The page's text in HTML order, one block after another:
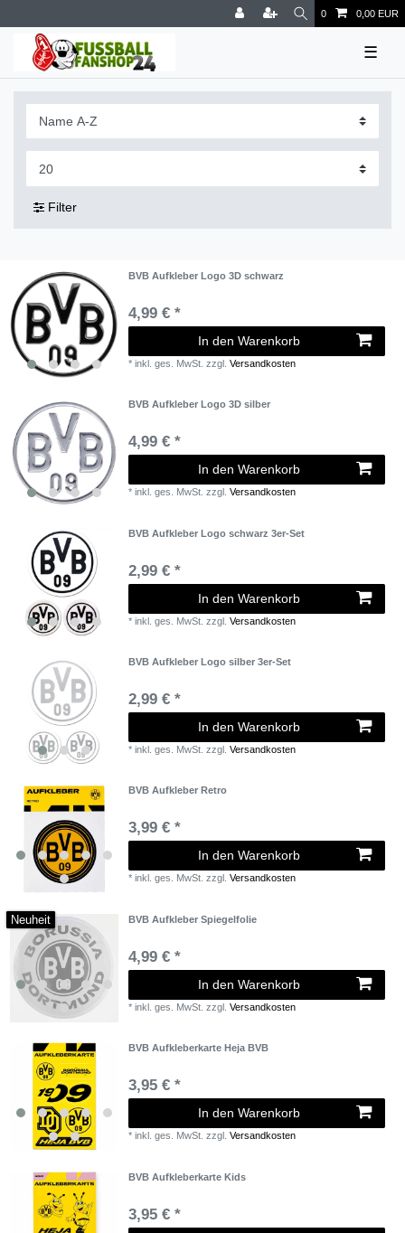
0 0,00 EUR
☰
Filter
BVB Aufkleber Logo 3D schwarz
4,99 € *
In den Warenkorb
*inkl. ges. MwSt. zzgl.Versandkosten
BVB Aufkleber Logo 3D silber
4,99 € *
In den Warenkorb
*inkl. ges. MwSt. zzgl.Versandkosten
BVB Aufkleber Logo schwarz 3er-Set
2,99 € *
In den Warenkorb
*inkl. ges. MwSt. zzgl.Versandkosten
BVB Aufkleber Logo silber 3er-Set
2,99 € *
In den Warenkorb
*inkl. ges. MwSt. zzgl.Versandkosten
BVB Aufkleber Retro
3,99 € *
In den Warenkorb
*inkl. ges. MwSt. zzgl.Versandkosten
Neuheit BVB Aufkleber Spiegelfolie
4,99 € *
In den Warenkorb
*inkl. ges. MwSt. zzgl.Versandkosten
BVB Aufkleberkarte Heja BVB
3,95 € *
In den Warenkorb
*inkl. ges. MwSt. zzgl.Versandkosten
BVB Aufkleberkarte Kids
3,95 € *